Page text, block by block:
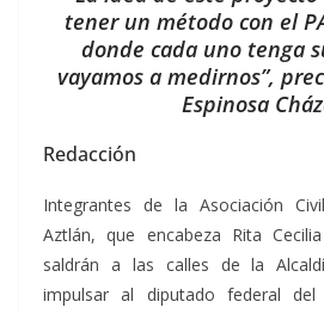
tener un método con el
donde cada uno tenga
vayamos a medirnos”,
Espinosa
Redacción
Integrantes de la Asociación
Aztlán, que encabeza Rita
saldrán a las calles de la
impulsar al diputado federal del